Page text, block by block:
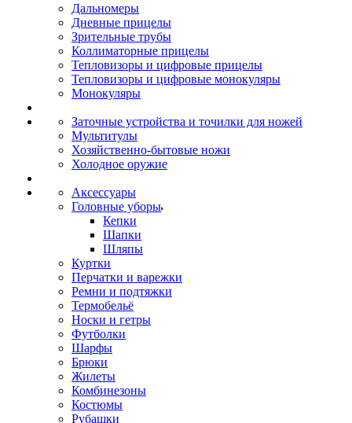
Дальномеры
Дневные прицелы
Зрительные трубы
Коллиматорные прицелы
Тепловизоры и цифровые прицелы
Тепловизоры и цифровые монокуляры
Монокуляры
Заточные устройства и точилки для ножей
Мультитулы
Хозяйственно-бытовые ножи
Холодное оружие
Аксессуары
Головные уборы
Кепки
Шапки
Шляпы
Куртки
Перчатки и варежки
Ремни и подтяжки
Термобельё
Носки и гетры
Футболки
Шарфы
Брюки
Жилеты
Комбинезоны
Костюмы
Рубашки